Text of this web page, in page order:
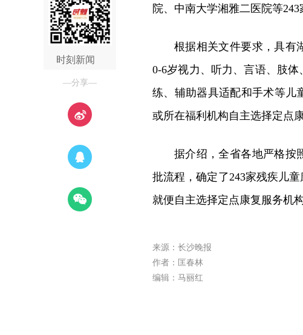
时刻新闻
—分享—
院、中南大学湘雅二医院等
根据相关文件要求，具有
0-6岁视力、听力、言语、肢
练、辅助器具适配和手术等儿
或所在福利机构自主选择定点
据介绍，全省各地严格按
批流程，确定了243家残疾儿
就便自主选择定点康复服务机构
来源：长沙晚报
作者：匡春林
编辑：马丽红